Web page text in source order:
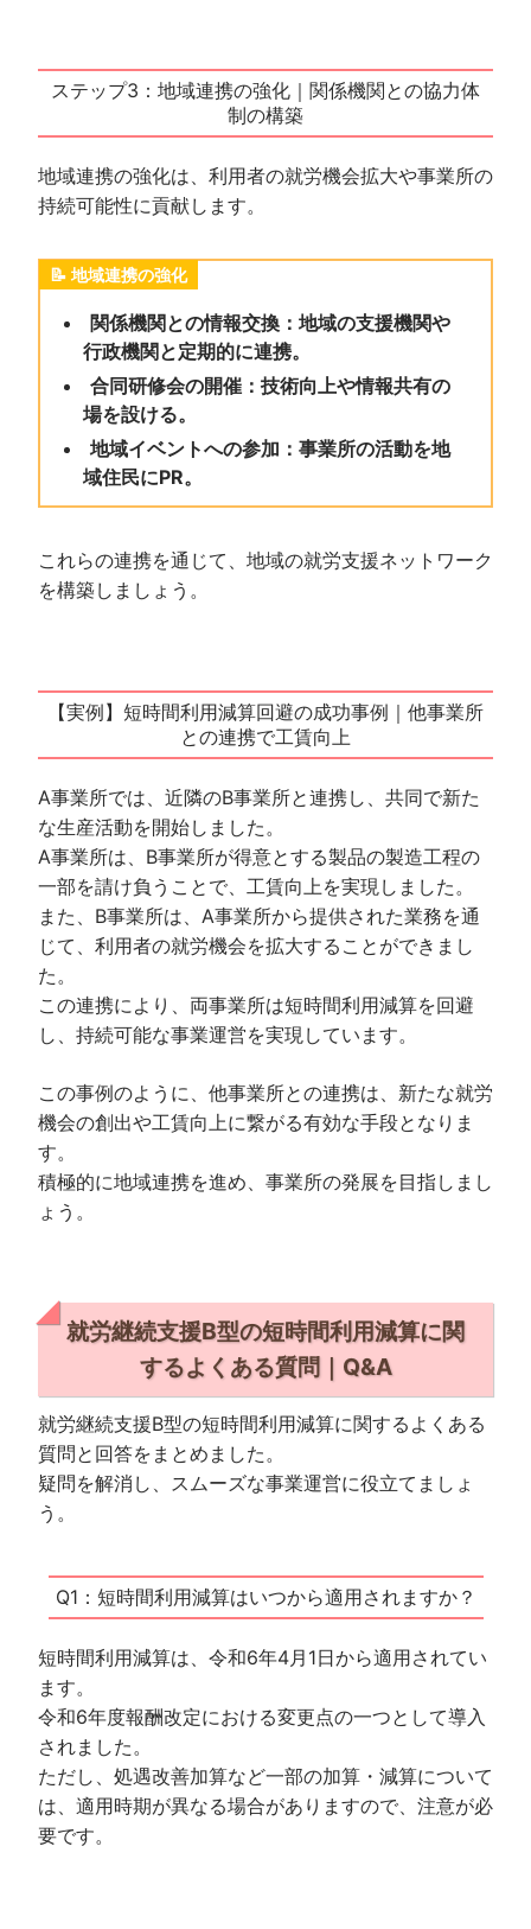
ステップ3：地域連携の強化｜関係機関との協力体
制の構築
地域連携の強化は、利用者の就労機会拡大や事業所の
持続可能性に貢献します。
地域連携の強化
関係機関との情報交換：地域の支援機関や
行政機関と定期的に連携。
合同研修会の開催：技術向上や情報共有の
場を設ける。
地域イベントへの参加：事業所の活動を地
域住民にPR。
これらの連携を通じて、地域の就労支援ネットワーク
を構築しましょう。
【実例】短時間利用減算回避の成功事例｜他事業所
との連携で工賃向上
A事業所では、近隣のB事業所と連携し、共同で新た
な生産活動を開始しました。
A事業所は、B事業所が得意とする製品の製造工程の
一部を請け負うことで、工賃向上を実現しました。
また、B事業所は、A事業所から提供された業務を通
じて、利用者の就労機会を拡大することができまし
た。
この連携により、両事業所は短時間利用減算を回避
し、持続可能な事業運営を実現しています。
この事例のように、他事業所との連携は、新たな就労
機会の創出や工賃向上に繋がる有効な手段となりま
す。
積極的に地域連携を進め、事業所の発展を目指しまし
ょう。
就労継続支援B型の短時間利用減算に関
するよくある質問｜Q&A
就労継続支援B型の短時間利用減算に関するよくある
質問と回答をまとめました。
疑問を解消し、スムーズな事業運営に役立てましょ
う。
Q1：短時間利用減算はいつから適用されますか？
短時間利用減算は、令和6年4月1日から適用されてい
ます。
令和6年度報酬改定における変更点の一つとして導入
されました。
ただし、処遇改善加算など一部の加算・減算について
は、適用時期が異なる場合がありますので、注意が必
要です。